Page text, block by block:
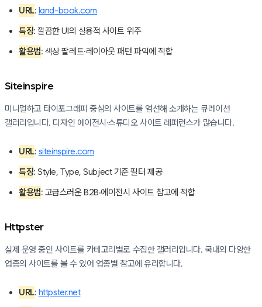
URL: land-book.com
특징: 깔끔한 UI의 실용적 사이트 위주
활용법: 색상 팔레트·레이아웃 패턴 파악에 적합
Siteinspire
미니멀하고 타이포그래피 중심의 사이트를 엄선해 소개하는 큐레이션
갤러리입니다. 디자인 에이전시·스튜디오 사이트 레퍼런스가 많습니다.
URL: siteinspire.com
특징: Style, Type, Subject 기준 필터 제공
활용법: 고급스러운 B2B·에이전시 사이트 참고에 적합
Httpster
실제 운영 중인 사이트를 카테고리별로 수집한 갤러리입니다. 국내외 다양한
업종의 사이트를 볼 수 있어 업종별 참고에 유리합니다.
URL: httpster.net